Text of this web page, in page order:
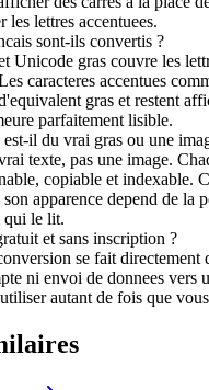
les lettres accentuees.
sont-ils convertis ?
Unicode gras couvre les
caracteres accentues
gras et restent
parfaitement lisible.
il du vrai gras ou une
texte, pas une image.
copiable et indexable.
apparence depend de la
qui le lit.
et sans inscription ?
se fait directement
ni envoi de donnees vers
autant de fois que